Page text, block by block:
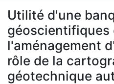
À propos
Utilité d'une
géoscientifiques
l'aménagement
rôle de la
géotechnique